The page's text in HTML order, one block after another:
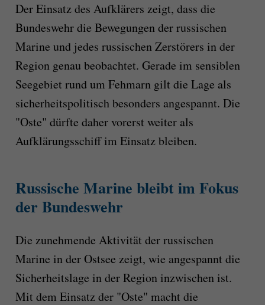
Der Einsatz des Aufklärers zeigt, dass die
Bundeswehr die Bewegungen der russischen
Marine und jedes russischen Zerstörers in der
Region genau beobachtet. Gerade im sensiblen
Seegebiet rund um Fehmarn gilt die Lage als
sicherheitspolitisch besonders angespannt. Die
"Oste" dürfte daher vorerst weiter als
Aufklärungsschiff im Einsatz bleiben.
Russische Marine bleibt im Fokus
der Bundeswehr
Die zunehmende Aktivität der russischen
Marine in der Ostsee zeigt, wie angespannt die
Sicherheitslage in der Region inzwischen ist.
Mit dem Einsatz der "Oste" macht die